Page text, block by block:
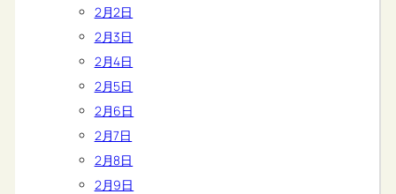
2月2日
2月3日
2月4日
2月5日
2月6日
2月7日
2月8日
2月9日